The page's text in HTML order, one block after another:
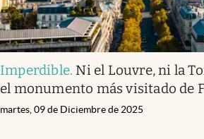
Imperdible. Ni el Louvre, ni la
el monumento más visitado de
martes, 09 de Diciembre de 2025